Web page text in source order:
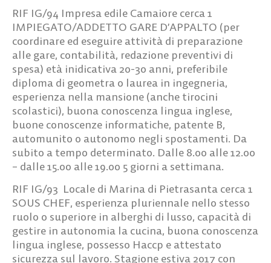
RIF IG/94 Impresa edile Camaiore cerca1
IMPIEGATO/ADDETTO GARE D’APPALTO (per
coordinare ed eseguire attività di preparazione
alle gare, contabilità, redazione preventivi di
spesa) età inidicativa 20-30 anni, preferibile
diploma di geometra o laurea in ingegneria,
esperienza nella mansione (anche tirocini
scolastici), buona conoscenza lingua inglese,
buone conoscenze informatiche, patente B,
automunito o autonomo negli spostamenti. Da
subito a tempo determinato. Dalle 8.00 alle 12.00
– dalle 15.00 alle 19.00 5 giorni a settimana.
RIF IG/93 Locale di Marina di Pietrasanta cerca1
SOUS CHEF, esperienza pluriennale nello stesso
ruolo o superiore in alberghi di lusso, capacità di
gestire in autonomia la cucina, buona conoscenza
lingua inglese, possesso Haccp e attestato
sicurezza sul lavoro. Stagione estiva 2017 con